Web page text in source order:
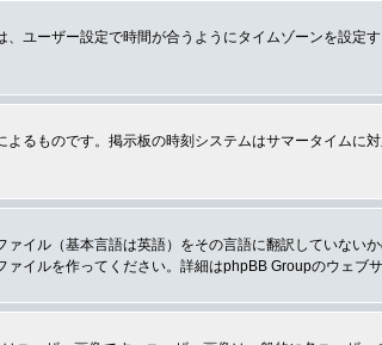
ユーザー設定で時間が合うようにタイムゾーンを設定
るものです。掲示板の時刻システムはサマータイム
イル（基本言語は英語）をその言語に翻訳していな
イルを作ってください。詳細はphpBB Groupのウェブサ